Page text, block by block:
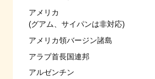
アメリカ
(グアム、サイパンは非対応)
アメリカ領バージン諸島
アラブ首長国連邦
アルゼンチン